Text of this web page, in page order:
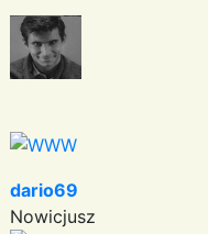
dario69
Nowicjusz